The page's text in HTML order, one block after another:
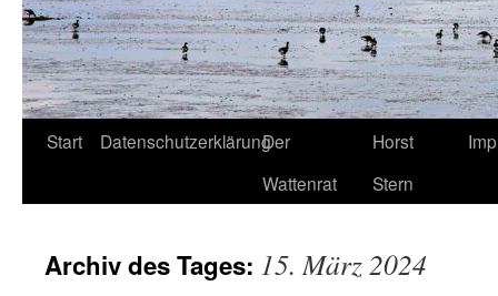
Start DatenschutzerklärungDer
Wattenrat
Horst
Stern
Archiv des Tages: 15. März 2024